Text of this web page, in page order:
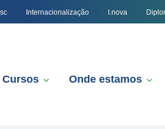
Internacionalização I.nova
Cursos Onde estamos